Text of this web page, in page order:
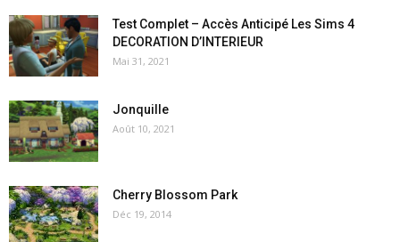
Test Complet – Accès Anticipé Les Sims 4
DECORATION D’INTERIEUR
Mai 31, 2021
Jonquille
Août 10, 2021
Cherry Blossom Park
Déc 19, 2014